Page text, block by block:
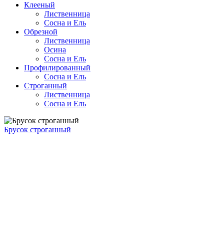
Клееный
Лиственница
Сосна и Ель
Обрезной
Лиственница
Осина
Сосна и Ель
Профилированный
Сосна и Ель
Строганный
Лиственница
Сосна и Ель
Брусок строганный